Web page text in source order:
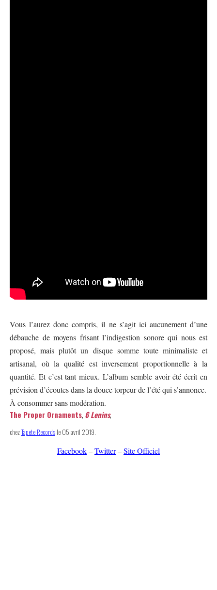
Vous l’aurez donc compris, il ne s’agit ici aucunement d’une
débauche de moyens frisant l’indigestion sonore qui nous est
proposé, mais plutôt un disque somme toute minimaliste et
artisanal, où la qualité est inversement proportionnelle à la
quantité. Et c’est tant mieux. L’album semble avoir été écrit en
prévision d’écoutes dans la douce torpeur de l’été qui s’annonce.
À consommer sans modération.
The Proper Ornaments, 6 Lenins,
chezTapete Recordsle 05 avril 2019.
Facebook–Twitter–Site Officiel